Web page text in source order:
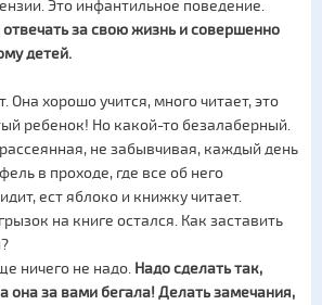
Это инфантильное поведение.
отвечать за свою жизнь и совершенно
детей.
Она хорошо учится, много читает, это
ребенок! Но какой-то безалаберный.
не забывчивая, каждый день
в проходе, где все об него
ест яблоко и книжку читает.
на книге остался. Как заставить
ничего не надо. Надо сделать так,
она за вами бегала! Делать замечания,